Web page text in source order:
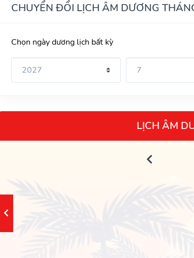
CHUYỂN ĐỔI LỊCH ÂM DƯƠNG
Chọn ngày dương lịch bất kỳ
LỊCH ÂM